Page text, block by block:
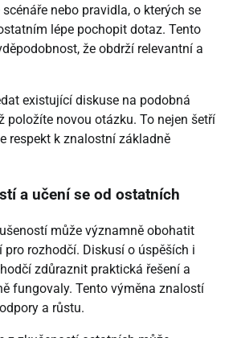
nebo pravidla, o kterých se
lépe pochopit dotaz. Tento
že obdrží relevantní a
existující diskuse na podobná
položíte novou otázku. To nejen šetří
respekt k znalostní základně
a učení se od ostatních
může významně obohatit
pro rozhodčí. Diskusí o úspěších i
zdůraznit praktická řešení a
fungovaly. Tento výměna znalostí
a růstu.